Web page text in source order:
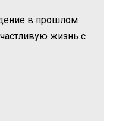
в прошлом.
жизнь с